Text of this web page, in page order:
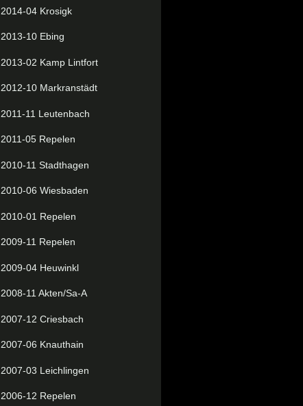
2014-04 Krosigk
2013-10 Ebing
2013-02 Kamp Lintfort
2012-10 Markranstädt
2011-11 Leutenbach
2011-05 Repelen
2010-11 Stadthagen
2010-06 Wiesbaden
2010-01 Repelen
2009-11 Repelen
2009-04 Heuwinkl
2008-11 Akten/Sa-A
2007-12 Criesbach
2007-06 Knauthain
2007-03 Leichlingen
2006-12 Repelen